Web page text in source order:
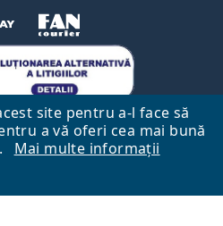
site pentru a-l face să
a vă oferi cea mai bună
Mai multe informații
Mai sus